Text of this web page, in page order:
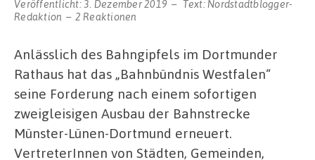
Veröffentlicht:3. Dezember 2019 Text: Nordstadtblogger-
Redaktion
2 Reaktionen
Anlässlich des Bahngipfels im Dortmunder
Rathaus hat das „Bahnbündnis Westfalen“
seine Forderung nach einem sofortigen
zweigleisigen Ausbau der Bahnstrecke
Münster-Lünen-Dortmund erneuert.
VertreterInnen von Städten, Gemeinden,